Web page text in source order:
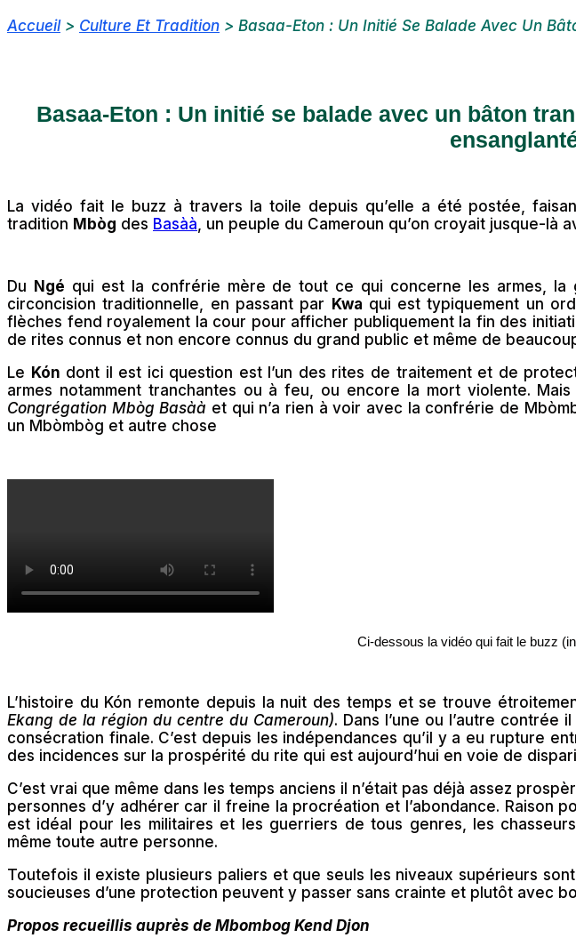
Accueil> Culture Et Tradition > Basaa-Eton : Un Initié Se Balade Avec Un
Basaa-Eton : Un initié se balade avec un bâton
La vidéo fait le buzz à travers la toile depuis qu’elle a été postée,
tradition Mbòg des Basàà , un peuple du Cameroun qu’on croyait jusque-
Du Ngé qui est la confrérie mère de tout ce qui concerne les armes, la
circoncision traditionnelle, en passant par Kwa qui est typiquement un
flèches fend royalement la cour pour afficher publiquement la fin des
de rites connus et non encore connus du grand public et même de
Le Kón dont il est ici question est l’un des rites de traitement et de
armes notamment tranchantes ou à feu, ou encore la mort violente.
Congrégation Mbòg Basàà et qui n’a rien à voir avec la confrérie de
un Mbòmbòg et autre chose
Ci-dessous la vidéo qui fait le buzz
L’histoire du Kón remonte depuis la nuit des temps et se trouve
Ekang de la région du centre du Cameroun). Dans l’une ou l’autre
consécration finale. C’est depuis les indépendances qu’il y a eu rupture
des incidences sur la prospérité du rite qui est aujourd’hui en voie de
C’est vrai que même dans les temps anciens il n’était pas déjà assez
personnes d’y adhérer car il freine la procréation et l’abondance. Raison
est idéal pour les militaires et les guerriers de tous genres, les
même toute autre personne.
Toutefois il existe plusieurs paliers et que seuls les niveaux supérieurs
soucieuses d’une protection peuvent y passer sans crainte et plutôt avec
Propos recueillis auprès de Mbombog Kend Djon